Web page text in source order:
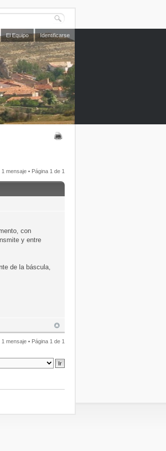
El Equipo Identificarse
1 mensaje • Página 1 de 1
con
y entre
de la báscula,
1 mensaje • Página 1 de 1